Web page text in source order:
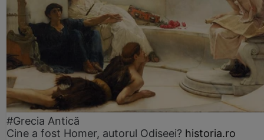
#Grecia Antică
Cine a fost Homer, autorul Odiseei? historia.ro